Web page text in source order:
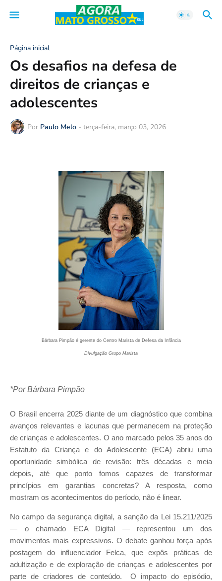
Página inicial
Os desafios na defesa de
direitos de crianças e
adolescentes
Por Paulo Melo - terça-feira, março 03, 2026
Bárbara Pimpão é gerente do Centro Marista de Defesa da Infância
Divulgação Grupo Marista
*Por Bárbara Pimpão
O Brasil encerra 2025 diante de um diagnóstico que combina
avanços relevantes e lacunas que permanecem na proteção
de crianças e adolescentes. O ano marcado pelos 35 anos do
Estatuto da Criança e do Adolescente (ECA) abriu uma
oportunidade simbólica de revisão: três décadas e meia
depois, até que ponto fomos capazes de transformar
princípios em garantias concretas? A resposta, como
mostram os acontecimentos do período, não é linear.
No campo da segurança digital, a sanção da Lei 15.211/2025
— o chamado ECA Digital — representou um dos
movimentos mais expressivos. O debate ganhou força após
postagem do influenciador Felca, que expôs práticas de
adultização e de exploração de crianças e adolescentes por
parte de criadores de conteúdo. O impacto do episódio,